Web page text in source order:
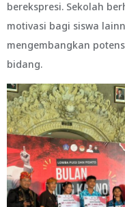
berekspresi. Sekolah
motivasi bagi siswa
mengembangkan
bidang.